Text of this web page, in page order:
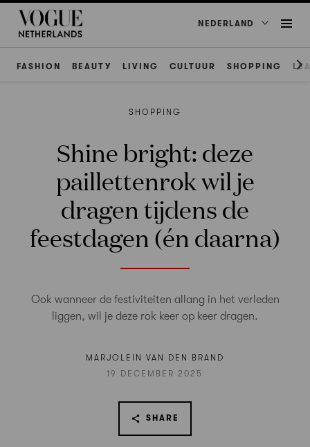
NEDERLAND
FASHION BEAUTY LIVING CULTUUR SHOPPING
SHOPPING
Shine bright: deze
paillettenrok wil je
dragen tijdens de
feestdagen (én daarna)
Ook wanneer de festiviteiten allang in het verleden
liggen, wil je deze rok keer op keer dragen.
MARJOLEIN VAN DEN BRAND
19 DECEMBER 2025
SHARE